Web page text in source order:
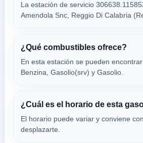
REGGIO DI CALABRIA,
Cardinale Portanova 17
89123
greco claudio
La estación de servicio
Amendola Snc, Reggio Di Calabria
¿Qué combustibles ofrece?
En esta estación se pueden encontrar
Benzina, Gasolio(srv) y Gasolio.
¿Cuál es el horario de esta
El horario puede variar y conviene
desplazarte.